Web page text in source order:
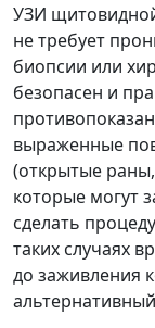
УЗИ
не требует
биопсии или
безопасен и
выраженные
(открытые
которые могут
сделать
таких случаях
до заживления